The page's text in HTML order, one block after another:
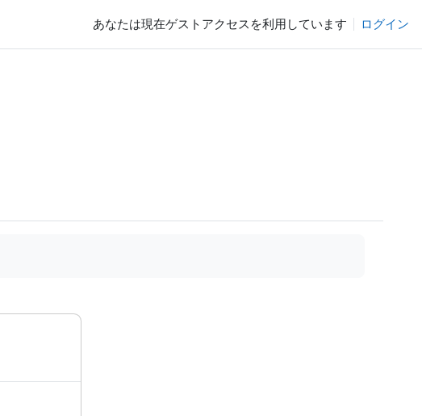
あなたは現在ゲストアクセスを利用しています ログイン